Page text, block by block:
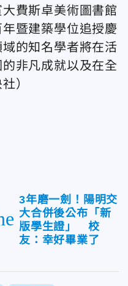
費斯卓美術圖書館
暨建築學位追授慶
的知名學者將在活
非凡成就以及在全
）
3年磨一劍！陽明交
大合併後公布「新
版學生證」 校
友：幸好畢業了